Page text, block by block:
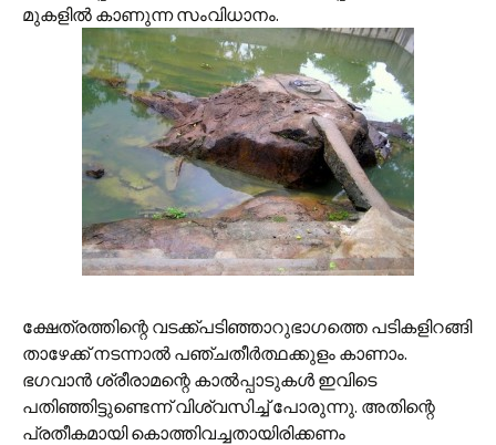
മുകളില്‍ കാണുന്ന സംവിധാനം.
ക്ഷേത്രത്തിന്റെ വടക്ക്പടിഞ്ഞാറുഭാഗത്തെ പടികളിറങ്ങി
താഴേക്ക് നടന്നാല്‍ പഞ്ചതീര്‍ത്ഥക്കുളം കാണാം.
ഭഗവാന്‍ ശ്രീരാമന്റെ കാല്‍പ്പാടുകള്‍ ഇവിടെ
പതിഞ്ഞിട്ടുണ്ടെന്ന് വിശ്വസിച്ച് പോരുന്നു. അതിന്റെ
പ്രതീകമായി കൊത്തിവച്ചതായിരിക്കണം